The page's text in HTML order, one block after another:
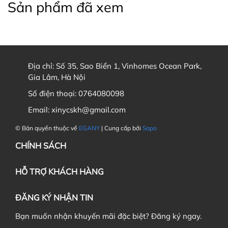
2. Vòng Eo
3. Vòng mông
Sản phẩm đã xem
Địa chỉ: Số 35, Sao Biển 1, Vinhomes Ocean Park,
Gia Lâm, Hà Nội
Số điện thoại: 0764080098
Email: xinycskh@gmail.com
© Bản quyền thuộc về EGANY | Cung cấp bởi Sapo
CHÍNH SÁCH
HỖ TRỢ KHÁCH HÀNG
ĐĂNG KÝ NHẬN TIN
Bạn muốn nhận khuyến mãi đặc biệt? Đăng ký ngay.